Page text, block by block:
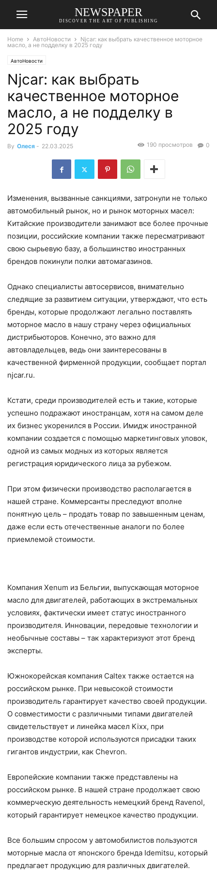
NEWSPAPER
DISCOVER THE ART OF PUBLISHING
Home АвтоНовости
Njcar: как выбрать качественное моторное
масло, а не подделку в 2025 году
АвтоНовости
Njcar: как выбрать
качественное моторное
масло, а не подделку в
2025 году
By Олеся - 22.03.2025 0
190 просмотров
Изменения, вызванные санкциями, затронули не только
автомобильный рынок, но и рынок моторных масел:
Китайские производители занимают все более прочные
позиции, российские компании также пересматривают
свою сырьевую базу, а большинство иностранных
брендов покинули полки автомагазинов.
Однако специалисты автосервисов, внимательно
следящие за развитием ситуации, утверждают, что есть
бренды, которые продолжают легально поставлять
моторное масло в нашу страну через официальных
дистрибьюторов. Конечно, это важно для
автовладельцев, ведь они заинтересованы в
качественной фирменной продукции, сообщает портал
njcar.ru.
Кстати, среди производителей есть и такие, которые
успешно подражают иностранцам, хотя на самом деле
их бизнес укоренился в России. Имидж иностранной
компании создается с помощью маркетинговых уловок,
одной из самых модных из которых является
регистрация юридического лица за рубежом.
При этом физически производство располагается в
нашей стране. Коммерсанты преследуют вполне
понятную цель – продать товар по завышенным ценам,
даже если есть отечественные аналоги по более
приемлемой стоимости.
Компания Xenum из Бельгии, выпускающая моторное
масло для двигателей, работающих в экстремальных
условиях, фактически имеет статус иностранного
производителя. Инновации, передовые технологии и
необычные составы – так характеризуют этот бренд
эксперты.
Южнокорейская компания Caltex также остается на
российском рынке. При невысокой стоимости
производитель гарантирует качество своей продукции.
О совместимости с различными типами двигателей
свидетельствует и линейка масел Kixx, при
производстве которой используются присадки таких
гигантов индустрии, как Chevron.
Европейские компании также представлены на
российском рынке. В нашей стране продолжает свою
коммерческую деятельность немецкий бренд Ravenol,
который гарантирует немецкое качество продукции.
Все большим спросом у автомобилистов пользуются
моторные масла от японского бренда Idemitsu, который
предлагает продукцию для различных двигателей.